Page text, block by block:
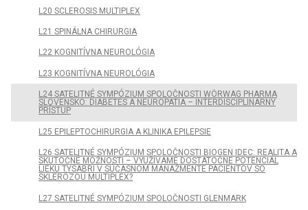
L20 SCLEROSIS MULTIPLEX
L21 SPINÁLNA CHIRURGIA
L22 KOGNITÍVNA NEUROLÓGIA
L23 KOGNITÍVNA NEUROLÓGIA
L24 SATELITNÉ SYMPÓZIUM SPOLOČNOSTI WÖRWAG PHARMA
SLOVENSKO: DIABETES A NEUROPATIA – INTERDISCIPLINÁRNY
PRÍSTUP
L25 EPILEPTOCHIRURGIA A KLINIKA EPILEPSIE
L26 SATELITNÉ SYMPÓZIUM SPOLOČNOSTI BIOGEN IDEC: REALITA A
SKUTOČNÉ MOŽNOSTI – VYUŽÍVAME DOSTATOČNE POTENCIÁL
LIEKU TYSABRI V SÚČASNOM MANAŽMENTE PACIENTOV SO
SKLERÓZOU MULTIPLEX?
L27 SATELITNÉ SYMPÓZIUM SPOLOČNOSTI GLENMARK